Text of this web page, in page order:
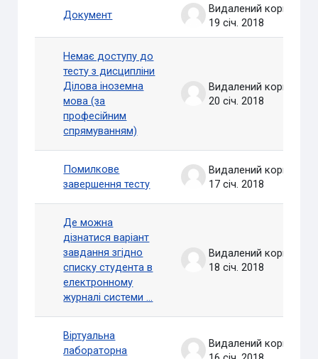
Документ
19 січ. 2018
Немає доступу до
тесту з дисципліни
Ділова іноземна
мова (за
професійним
спрямуванням)
20 січ. 2018
Помилкове
завершення тесту
17 січ. 2018
Де можна
дізнатися варіант
завдання згідно
списку студента в
електронному
журналі системи ...
18 січ. 2018
Віртуальна
лабораторна